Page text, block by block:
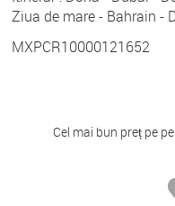
Ziua de mare - Bahrain -
MXPCR10000121652
Cel mai bun preț pe